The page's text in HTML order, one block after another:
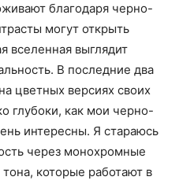
благодаря черно-
могут открыть
вселенная выглядит
В последние два
цветных версиях своих
глубоки, как мои черно-
интересны. Я стараюсь
через монохромные
которые работают в